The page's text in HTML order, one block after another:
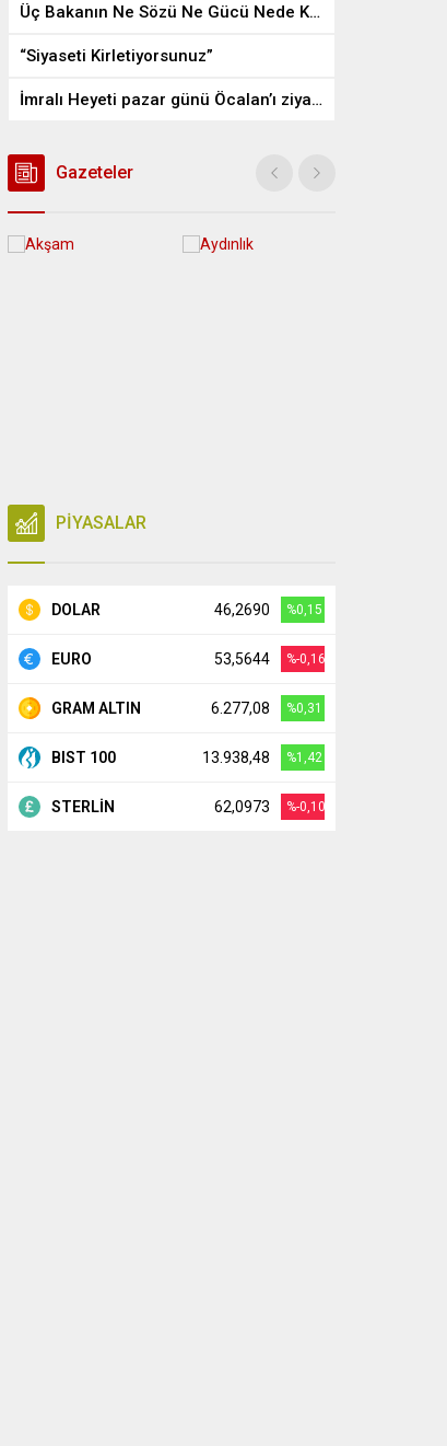
Üç Bakanın Ne Sözü Ne Gücü Nede Kudreti Yetmedi
“Siyaseti Kirletiyorsunuz”
İmralı Heyeti pazar günü Öcalan’ı ziyaret edecek
Gazeteler
PİYASALAR
DOLAR 46,2690 %0,15
EURO 53,5644 %-0,16
GRAM ALTIN 6.277,08 %0,31
BIST 100 13.938,48 %1,42
STERLİN 62,0973 %-0,10